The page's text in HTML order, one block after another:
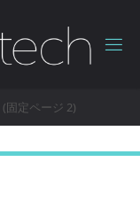
(固定ページ 2)